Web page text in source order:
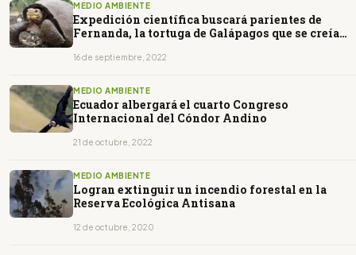
MEDIO AMBIENTE
Expedición científica buscará parientes de
Fernanda, la tortuga de Galápagos que se creía
16 de septiembre, 2022
MEDIO AMBIENTE
Ecuador albergará el cuarto Congreso
Internacional del Cóndor Andino
21 de octubre, 2022
MEDIO AMBIENTE
Logran extinguir un incendio forestal en la
Reserva Ecológica Antisana
12 de octubre, 2020